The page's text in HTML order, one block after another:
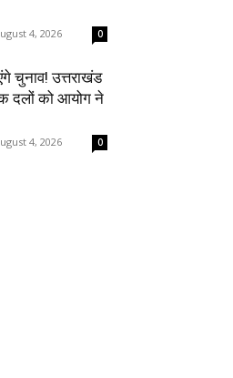
4, 2026 0
चुनाव! उत्तराखंड
दलों को आयोग ने
4, 2026 0